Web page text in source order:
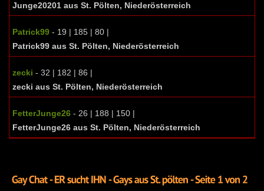
Junge20201 aus St. Pölten, Niederösterreich
Patrick99 - 19 | 185 | 80 |
Patrick99 aus St. Pölten, Niederösterreich
zecki - 32 | 182 | 86 |
zecki aus St. Pölten, Niederösterreich
FetterJunge26 - 26 | 188 | 150 |
FetterJunge26 aus St. Pölten, Niederösterreich